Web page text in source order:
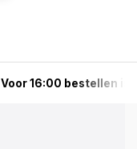
Voor 16:00 bestellen is